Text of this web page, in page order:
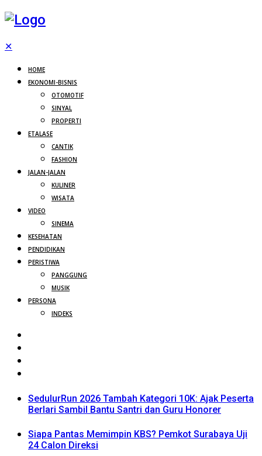
✕
HOME
EKONOMI-BISNIS
OTOMOTIF
SINYAL
PROPERTI
ETALASE
CANTIK
FASHION
JALAN-JALAN
KULINER
WISATA
VIDEO
SINEMA
KESEHATAN
PENDIDIKAN
PERISTIWA
PANGGUNG
MUSIK
PERSONA
INDEKS
SedulurRun 2026 Tambah Kategori 10K: Ajak Peserta
Berlari Sambil Bantu Santri dan Guru Honorer
Siapa Pantas Memimpin KBS? Pemkot Surabaya Uji
24 Calon Direksi